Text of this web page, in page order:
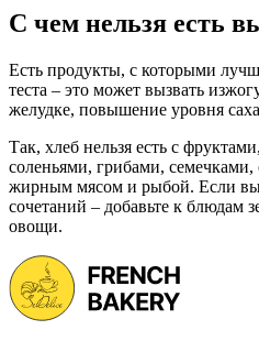
С чем нельзя есть
Есть продукты, с которыми
теста – это может вызвать
желудке, повышение уровня
Так, хлеб нельзя есть с
соленьями, грибами,
жирным мясом и рыбой. Если вы
сочетаний – добавьте к блюдам
овощи.